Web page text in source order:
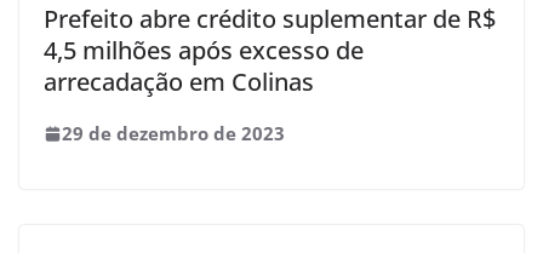
Prefeito abre crédito suplementar de R$
4,5 milhões após excesso de
arrecadação em Colinas
29 de dezembro de 2023